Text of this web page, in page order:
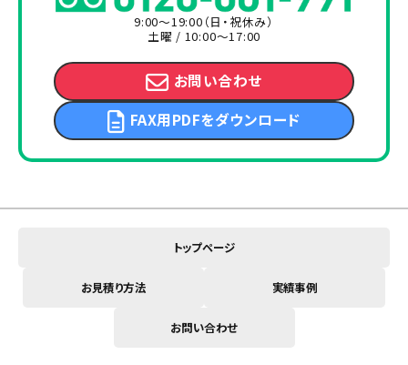
9:00～19:00（日・祝休み）
土曜 / 10:00～17:00
お問い合わせ
FAX用PDFをダウンロード
トップページ
お見積り方法 実績事例
お問い合わせ